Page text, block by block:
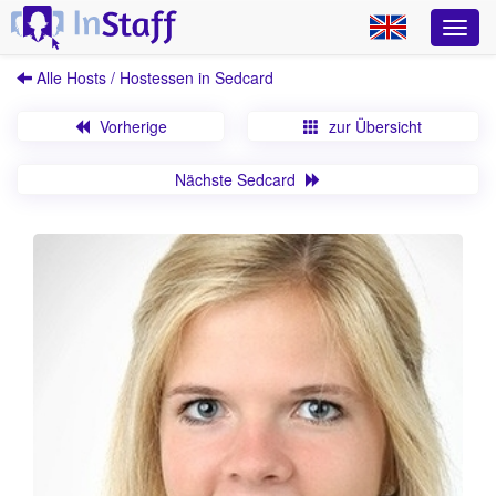
Alle Hosts / Hostessen in Sedcard
Vorherige zur Übersicht
Nächste Sedcard